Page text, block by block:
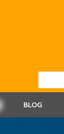
BLOG